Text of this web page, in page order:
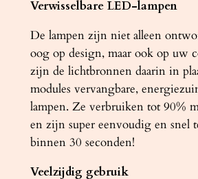
Verwisselbare LED-lampen
De lampen zijn niet alleen
oog op design, maar ook op uw
zijn de lichtbronnen daarin in
modules vervangbare,
lampen. Ze verbruiken tot 90%
en zijn super eenvoudig en snel
binnen 30 seconden!
Veelzijdig gebruik